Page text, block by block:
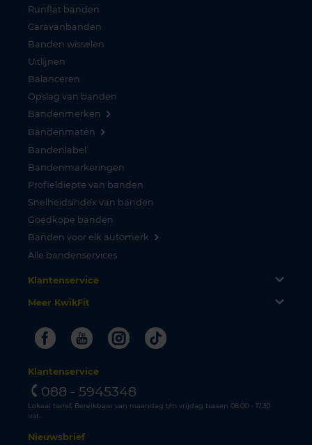
Runflat banden
Caravanbanden
Banden wisselen
Uitlijnen
Balanceren
Opslag van banden
Bandenmerken
Bandenmaten
Bandenlabel
Bandenmarkeringen
Profieldiepte van banden
Snelheidsindex van banden
Goedkope banden
Banden voor elk automerk
Alle bandenservices
Klantenservice
Meer KwikFit
FacebookYoutubeInstagram
Tiktok
Klantenservice
088 - 5945348
Lokaal tarief. Bereikbaar van maandag t/m vrijdag tussen 08.00 - 17.30
uur.
Nieuwsbrief